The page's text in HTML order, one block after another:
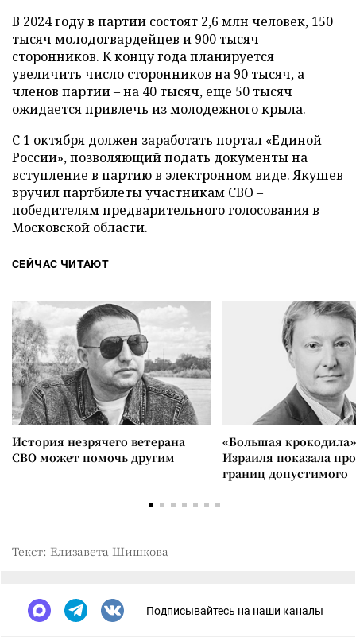
В 2024 году в партии состоят 2,6 млн человек, 150
тысяч молодогвардейцев и 900 тысяч
сторонников. К концу года планируется
увеличить число сторонников на 90 тысяч, а
членов партии – на 40 тысяч, еще 50 тысяч
ожидается привлечь из молодежного крыла.
С 1 октября должен заработать портал «Единой
России», позволяющий подать документы на
вступление в партию в электронном виде. Якушев
вручил партбилеты участникам СВО –
победителям предварительного голосования в
Московской области.
СЕЙЧАС ЧИТАЮТ
История незрячего ветерана
СВО может помочь другим
«Большая
Израиля показала
границ допустимого
Текст: Елизавета Шишкова
Подписывайтесь на наши каналы